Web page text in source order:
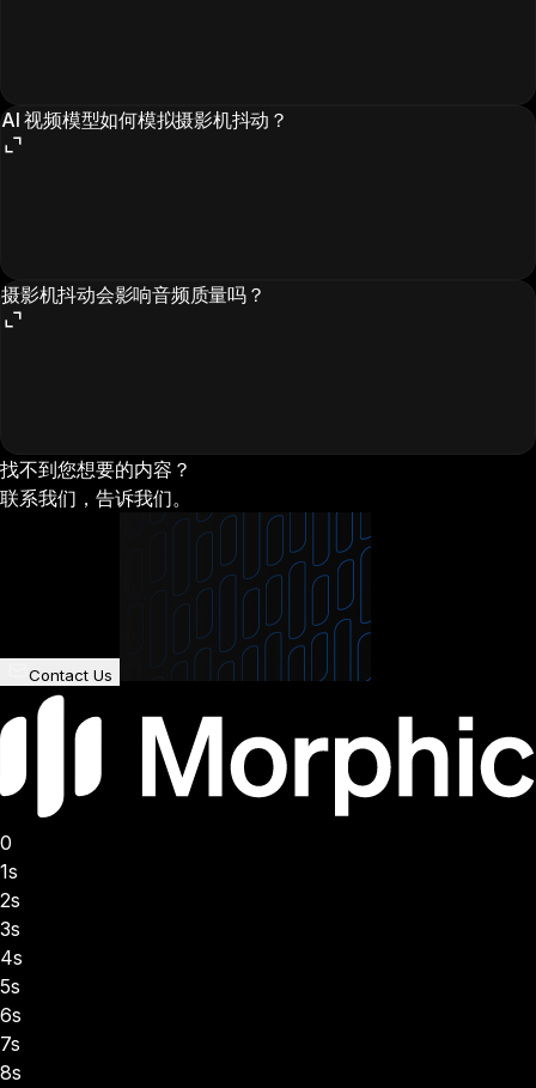
AI 视频模型如何模拟摄影机抖动？
摄影机抖动会影响音频质量吗？
找不到您想要的内容？
联系我们，告诉我们。
Contact Us
0
1s
2s
3s
4s
5s
6s
7s
8s